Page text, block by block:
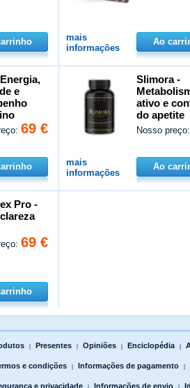
mais
informações
Ao
e
69 €
Slimora -
ativo e
do apetite
Nosso
mais
informações
Ao
Pro -
69 €
| Presentes | Opiniões | Enciclopédia |
e condições | Informações de pagamento |
e privacidade | Informações de envio |